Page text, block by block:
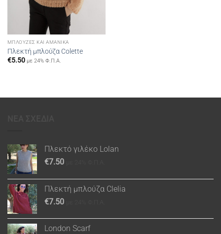
ΜΠΛΟΎΖΕΣ ΚΑΙ ΑΜΆΝΙΚΑ
Πλεκτή μπλούζα Colette
€5.50 με 24% Φ.Π.Α.
Πλεκτό γιλέκο Lolan
€7.50
Πλεκτή μπλούζα Clelia
€7.50
London Scarf